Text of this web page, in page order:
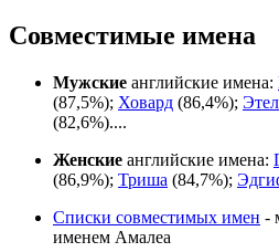
Совместимые имена
Мужские английские имена:
(87,5%); Ховард (86,4%);
(82,6%)....
Женские английские имена:
(86,9%); Триша (84,7%);
Списки совместимых имен -
именем Амалеа